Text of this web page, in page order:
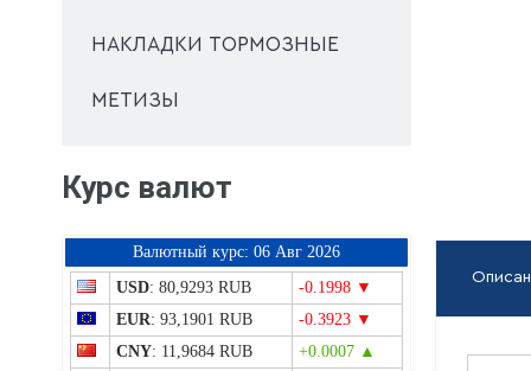
НАКЛАДКИ ТОРМОЗНЫЕ
МЕТИЗЫ
Курс валют
Bалютный курс: 06 Авг 2026
USD: 80,9293 RUB
-0.1998 ▼
EUR: 93,1901 RUB
-0.3923 ▼
CNY: 11,9684 RUB
+0.0007 ▲